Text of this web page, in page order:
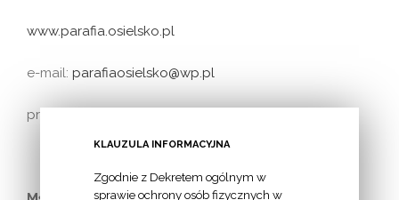
www.parafia.osielsko.pl
e-mail: parafiaosielsko@wp.pl
proboszcz:
KLAUZULA INFORMACYJNA
Zgodnie z Dekretem ogólnym w
sprawie ochrony osób fizycznych w